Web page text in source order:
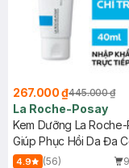
267.000 ₫445.000 ₫
La Roche-Posay
Kem Dưỡng La
Giúp Phục Hồi Da Đa
Dụng 40ml
4.9 (56)